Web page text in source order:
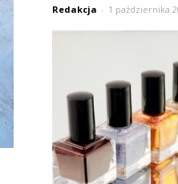
Redakcja - 1 października